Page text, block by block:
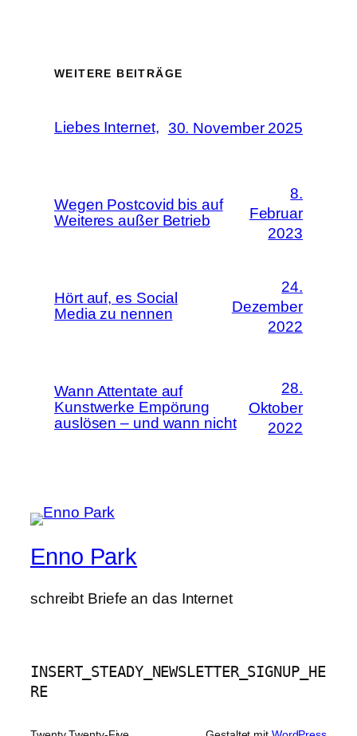
WEITERE BEITRÄGE
Liebes Internet, 30. November 2025
Wegen Postcovid bis auf
Weiteres außer Betrieb
8.
Februar
2023
Hört auf, es Social
Media zu nennen
24.
Dezember
2022
Wann Attentate auf
Kunstwerke Empörung
auslösen – und wann nicht
28.
Oktober
2022
Enno Park
schreibt Briefe an das Internet
INSERT_STEADY_NEWSLETTER_SIGNUP_HE
RE